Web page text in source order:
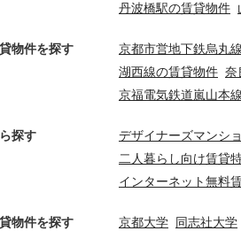
丹波橋駅の賃貸物件
物件を探す
京都市営地下鉄烏丸
湖西線の賃貸物件 奈
京福電気鉄道嵐山本
探す
デザイナーズマンシ
二人暮らし向け賃貸
インターネット無料
物件を探す 京都大学 同志社大学